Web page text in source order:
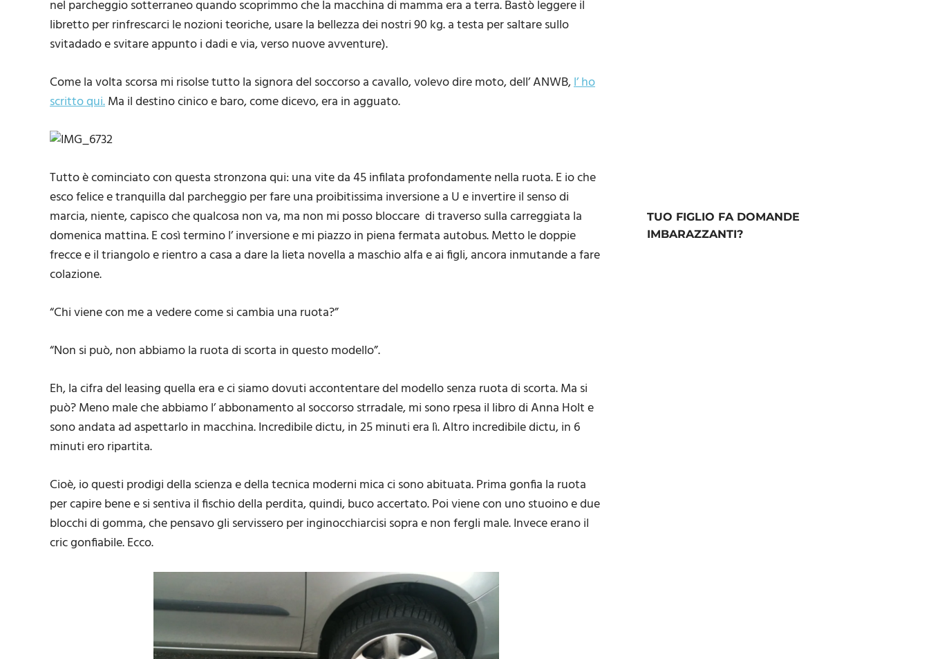
nel parcheggio sotterraneo quando scoprimmo che la macchina di mamma era a terra. Bastò leggere il
libretto per rinfrescarci le nozioni teoriche, usare la bellezza dei nostri 90 kg. a testa per saltare sullo
svitadado e svitare appunto i dadi e via, verso nuove avventure).
Come la volta scorsa mi risolse tutto la signora del soccorso a cavallo, volevo dire moto, dell’ ANWB,l’ ho
scritto qui.Ma il destino cinico e baro, come dicevo, era in agguato.
Tutto è cominciato con questa stronzona qui: una vite da 45 infilata profondamente nella ruota. E io che
esco felice e tranquilla dal parcheggio per fare una proibitissima inversione a U e invertire il senso di
marcia, niente, capisco che qualcosa non va, ma non mi posso bloccare di traverso sulla carreggiata la
domenica mattina. E così termino l’ inversione e mi piazzo in piena fermata autobus. Metto le doppie
frecce e il triangolo e rientro a casa a dare la lieta novella a maschio alfa e ai figli, ancora inmutande a fare
colazione.
“Chi viene con me a vedere come si cambia una ruota?”
“Non si può, non abbiamo la ruota di scorta in questo modello”.
Eh, la cifra del leasing quella era e ci siamo dovuti accontentare del modello senza ruota di scorta. Ma si
può? Meno male che abbiamo l’ abbonamento al soccorso strradale, mi sono rpesa il libro di Anna Holt e
sono andata ad aspettarlo in macchina. Incredibile dictu, in 25 minuti era lì. Altro incredibile dictu, in 6
minuti ero ripartita.
Cioè, io questi prodigi della scienza e della tecnica moderni mica ci sono abituata. Prima gonfia la ruota
per capire bene e si sentiva il fischio della perdita, quindi, buco accertato. Poi viene con uno stuoino e due
blocchi di gomma, che pensavo gli servissero per inginocchiarcisi sopra e non fergli male. Invece erano il
cric gonfiabile. Ecco.
TUO FIGLIO FA DOMANDE
IMBARAZZANTI?